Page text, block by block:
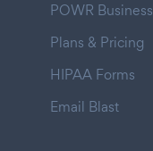
POWR Business
Plans & Pricing
HIPAA Forms
Email Blast